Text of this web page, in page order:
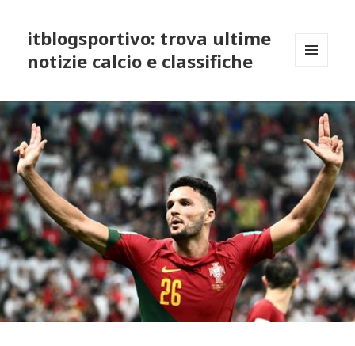
itblogsportivo: trova ultime
notizie calcio e classifiche
WIDGETS